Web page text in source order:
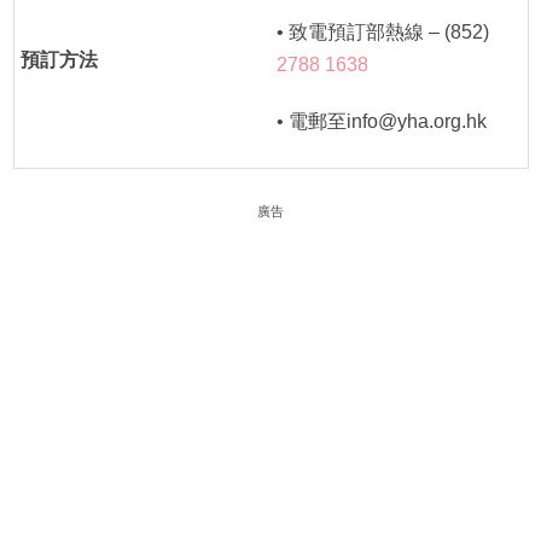
預訂方法
• 致電預訂部熱線 – (852)
2788 1638
• 電郵至info@yha.org.hk
廣告